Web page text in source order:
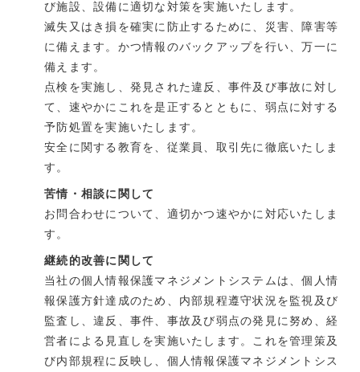
び施設、設備に適切な対策を実施いたします。
滅失又はき損を確実に防止するために、災害、障害等
に備えます。かつ情報のバックアップを行い、万一に
備えます。
点検を実施し、発見された違反、事件及び事故に対し
て、速やかにこれを是正するとともに、弱点に対する
予防処置を実施いたします。
安全に関する教育を、従業員、取引先に徹底いたしま
す。
苦情・相談に関して
お問合わせについて、適切かつ速やかに対応いたしま
す。
継続的改善に関して
当社の個人情報保護マネジメントシステムは、個人情
報保護方針達成のため、内部規程遵守状況を監視及び
監査し、違反、事件、事故及び弱点の発見に努め、経
営者による見直しを実施いたします。これを管理策及
び内部規程に反映し、個人情報保護マネジメントシス